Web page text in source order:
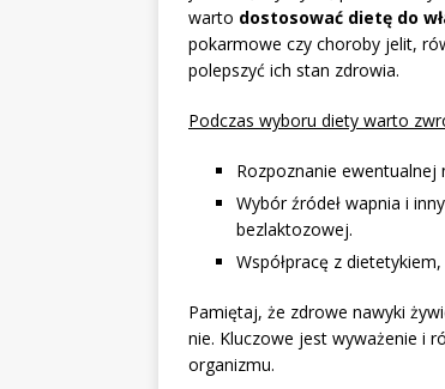
warto dostosować dietę do
pokarmowe czy choroby jelit,
polepszyć ich stan zdrowia.
Podczas wyboru diety warto
Rozpoznanie
Wybór źródeł wapnia i
bezlaktozowej.
Współpracę z
Pamiętaj, że zdrowe nawyki
nie. Kluczowe jest wyważenie i
organizmu.